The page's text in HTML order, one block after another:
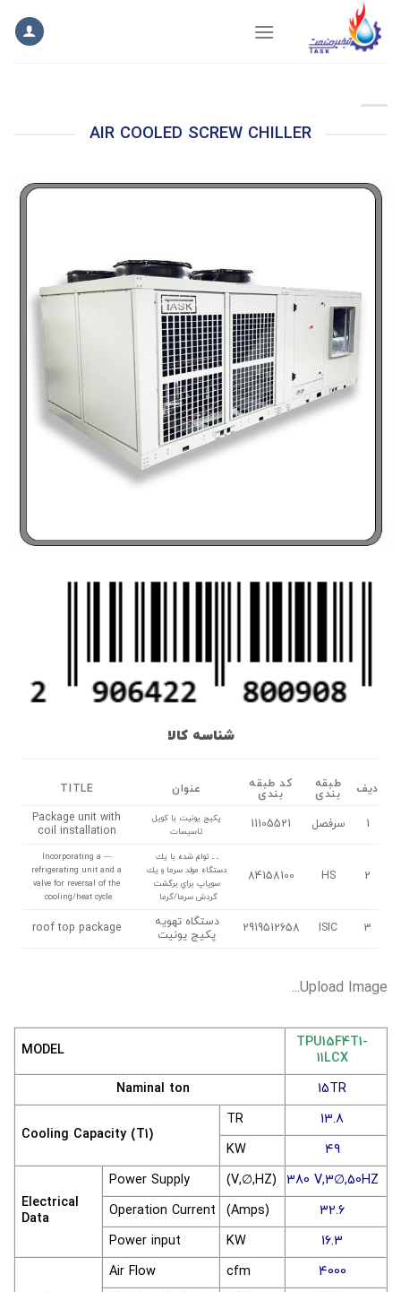
content
AIR COOLED SCREW CHILLER
شناسه کالا
دیف طبقه
بندی
کد طبقه
بندی عنوان TITLE
1 سرفصل 11105521
پكيج يونيت با كويل
تاسيسات
Package unit with
coil installation
2
HS
84158100
ـ ـ توام شده با يك
دستگاه مولد سرما و يك
سوپاپ براي برگشت
گردش سرما/گرما
— Incorporating a
refrigerating unit and a
valve for reversal of the
cooling/heat cycle
3
ISIC
2919512658
دستگاه تهويه
پكيج يونيت
roof top package
Upload Image...
MODEL
TPU15F4T1-
11LCX
Naminal ton
15TR
Cooling Capacity (T1)
TR
13.8
KW
49
Electrical
Data
Power Supply (V,∅,HZ)
380 V,3∅,50HZ
Operation Current
(Amps)
32.6
Power input
KW 16.3
Air Flow cfm
4000